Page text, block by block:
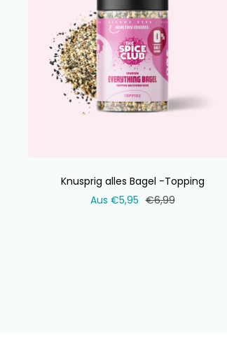
Knusprig alles Bagel -Topping
Verkaufspreis
Aus €5,95 Normaler
€6,99